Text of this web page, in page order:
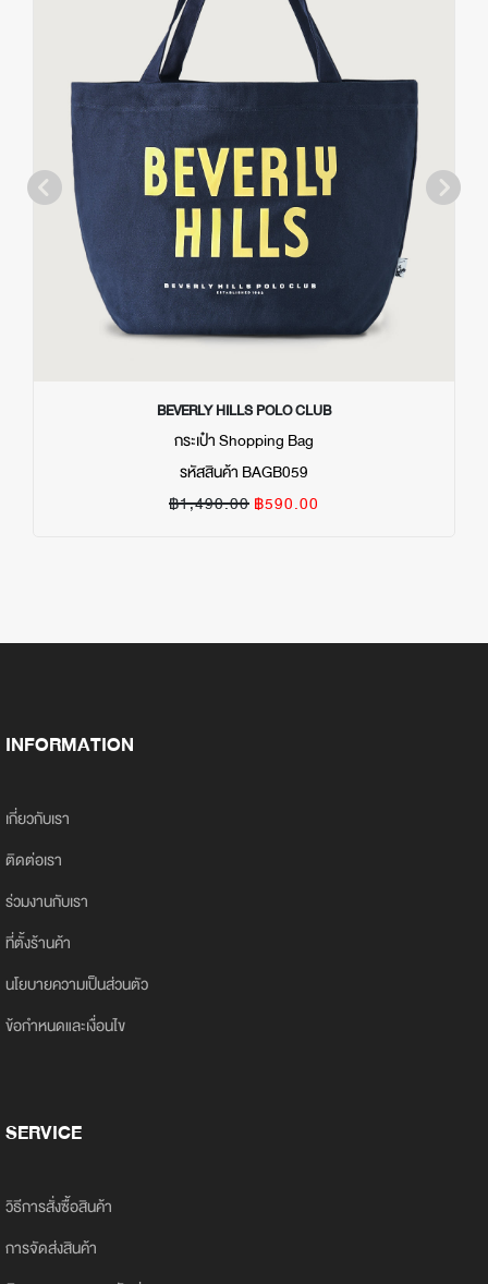
BEVERLY HILLS POLO CLUB
กระเป๋า Shopping Bag
รหัสสินค้า BAGB059
฿1,490.00 ฿590.00
INFORMATION
เกี่ยวกับเรา
ติดต่อเรา
ร่วมงานกับเรา
ที่ตั้งร้านค้า
นโยบายความเป็นส่วนตัว
ข้อกำหนดและเงื่อนไข
SERVICE
วิธีการสั่งซื้อสินค้า
การจัดส่งสินค้า